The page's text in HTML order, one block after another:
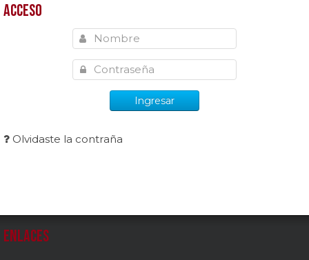
Acceso
Ingresar
Olvidaste la contraña
Enlaces